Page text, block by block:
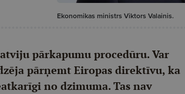
Ekonomikas ministrs Viktors Valainis.
pārkapumu procedūru. Var
pārņemt Eiropas direktīvu, ka
no dzimuma. Tas nav